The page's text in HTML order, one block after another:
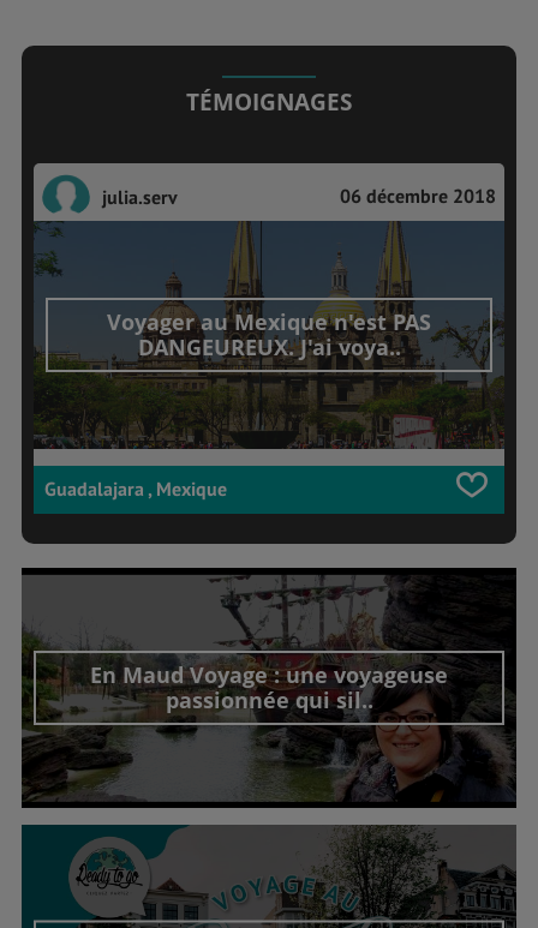
TÉMOIGNAGES
julia.serv 06 décembre 2018
Voyager au Mexique n'est PAS
DANGEUREUX. J'ai voya..
Guadalajara , Mexique
En Maud Voyage : une voyageuse
passionnée qui sil..
Découvrir cet interview